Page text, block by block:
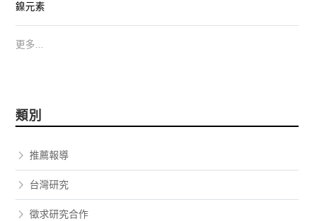
鎳元素
更多...
類別
推薦報導
台灣研究
徵求研究合作